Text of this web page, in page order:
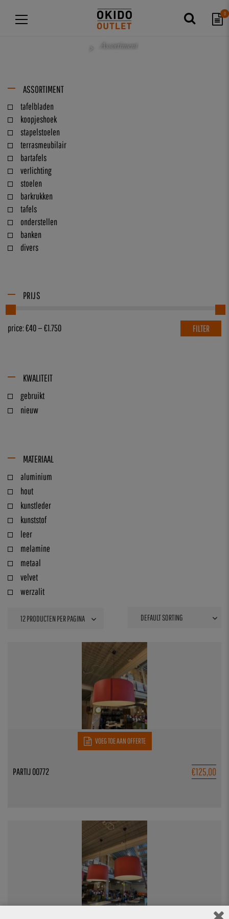
0
Assortiment
ASSORTIMENT
tafelbladen
koopjeshoek
stapelstoelen
terrasmeubilair
bartafels
verlichting
stoelen
barkrukken
tafels
onderstellen
banken
divers
PRIJS
FILTER
price:€40—€1.750
KWALITEIT
gebruikt
nieuw
MATERIAAL
aluminium
hout
kunstleder
kunststof
leer
melamine
metaal
velvet
werzalit
VOEG TOE AAN OFFERTE
€125,00
PARTIJ 00772